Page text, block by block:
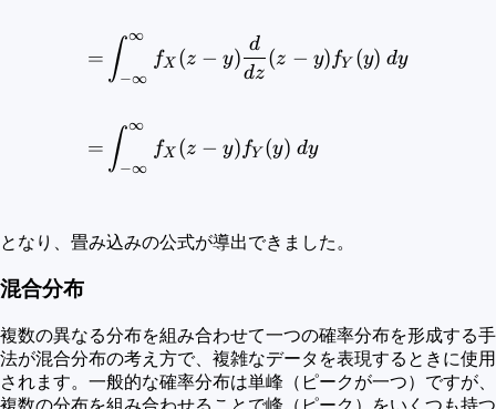
=
=
∫−∞
∞
fX (z − y)
dz
d
(z − y) fY (y) dy
∫−∞
∞
fX (z − y) fY (y) dy
となり、畳み込みの公式が導出できました。
混合分布
複数の異なる分布を組み合わせて一つの確率分布を形成する手
法が混合分布の考え方で、複雑なデータを表現するときに使用
されます。一般的な確率分布は単峰（ピークが一つ）ですが、
複数の分布を組み合わせることで峰（ピーク）をいくつも持つ